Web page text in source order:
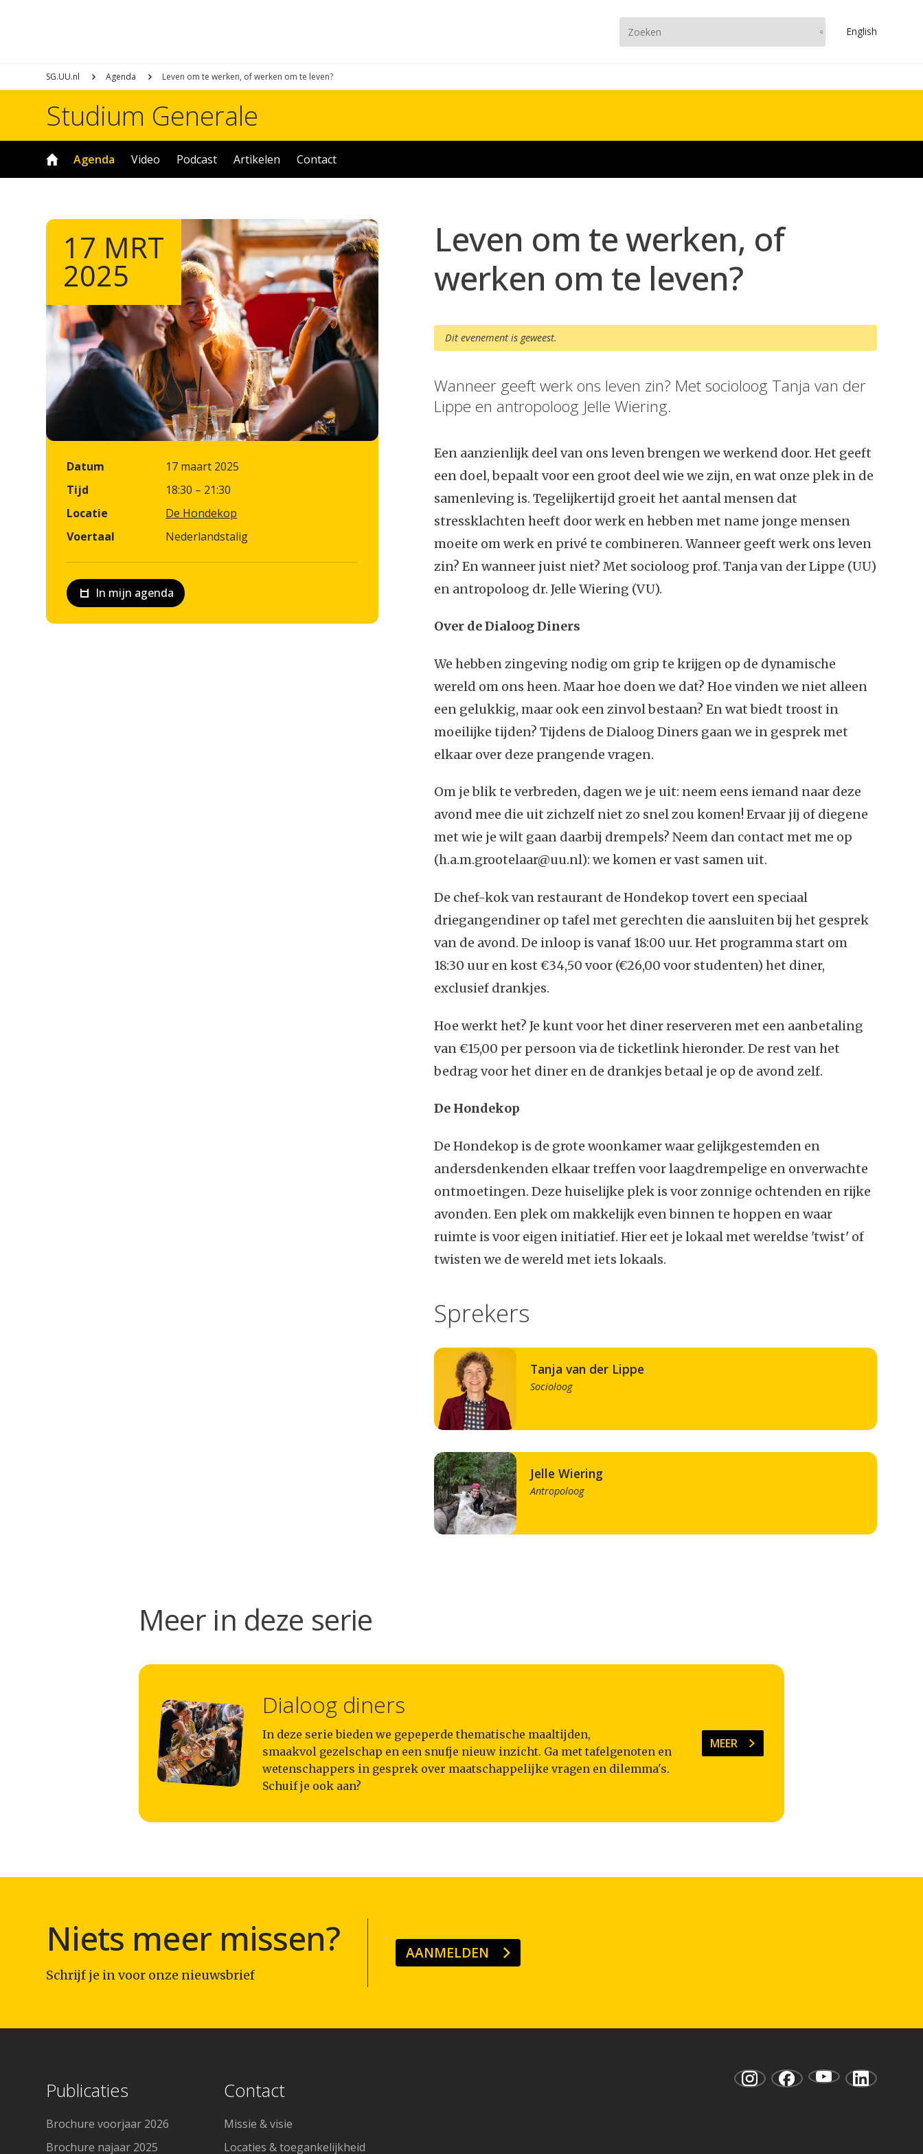
English
SG.UU.nl Agenda Leven om te werken, of werken om te leven?
Studium Generale
Agenda Video Podcast Artikelen Contact
17 MRT
2025
Datum
17 maart 2025
Tijd
18:30 – 21:30
Locatie
De Hondekop
Voertaal
Nederlandstalig
In mijn agenda
Leven om te werken, of
werken om te leven?
Dit evenement is geweest.
Wanneer geeft werk ons leven zin? Met socioloog Tanja van der
Lippe en antropoloog Jelle Wiering.
Een aanzienlijk deel van ons leven brengen we werkend door. Het geeft
een doel, bepaalt voor een groot deel wie we zijn, en wat onze plek in de
samenleving is. Tegelijkertijd groeit het aantal mensen dat
stressklachten heeft door werk en hebben met name jonge mensen
moeite om werk en privé te combineren. Wanneer geeft werk ons leven
zin? En wanneer juist niet? Met socioloog prof. Tanja van der Lippe (UU)
en antropoloog dr. Jelle Wiering (VU).
Over de Dialoog Diners
We hebben zingeving nodig om grip te krijgen op de dynamische
wereld om ons heen. Maar hoe doen we dat? Hoe vinden we niet alleen
een gelukkig, maar ook een zinvol bestaan? En wat biedt troost in
moeilijke tijden? Tijdens de Dialoog Diners gaan we in gesprek met
elkaar over deze prangende vragen.
Om je blik te verbreden, dagen we je uit: neem eens iemand naar deze
avond mee die uit zichzelf niet zo snel zou komen! Ervaar jij of diegene
met wie je wilt gaan daarbij drempels? Neem dan contact met me op
(h.a.m.grootelaar@uu.nl): we komen er vast samen uit.
De chef-kok van restaurant de Hondekop tovert een speciaal
driegangendiner op tafel met gerechten die aansluiten bij het gesprek
van de avond. De inloop is vanaf 18:00 uur. Het programma start om
18:30 uur en kost €34,50 voor (€26,00 voor studenten) het diner,
exclusief drankjes.
Hoe werkt het? Je kunt voor het diner reserveren met een aanbetaling
van €15,00 per persoon via de ticketlink hieronder. De rest van het
bedrag voor het diner en de drankjes betaal je op de avond zelf.
De Hondekop
De Hondekop is de grote woonkamer waar gelijkgestemden en
andersdenkenden elkaar treffen voor laagdrempelige en onverwachte
ontmoetingen. Deze huiselijke plek is voor zonnige ochtenden en rijke
avonden. Een plek om makkelijk even binnen te hoppen en waar
ruimte is voor eigen initiatief. Hier eet je lokaal met wereldse 'twist' of
twisten we de wereld met iets lokaals.
Sprekers
Tanja van der Lippe
Socioloog
Jelle Wiering
Antropoloog
Meer in deze serie
Dialoog diners
In deze serie bieden we gepeperde thematische maaltijden,
smaakvol gezelschap en een snufje nieuw inzicht. Ga met tafelgenoten en
wetenschappers in gesprek over maatschappelijke vragen en dilemma's.
Schuif je ook aan?
MEER
Niets meer missen?
Schrijf je in voor onze nieuwsbrief
AANMELDEN
Publicaties
Brochure voorjaar 2026
Brochure najaar 2025
Contact
Missie & visie
Locaties & toegankelijkheid